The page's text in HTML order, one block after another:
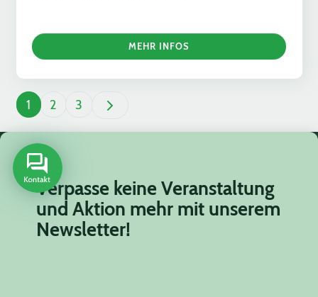
MEHR INFOS
1 2 3
Verpasse keine Veranstaltung
und Aktion mehr mit unserem
Newsletter!